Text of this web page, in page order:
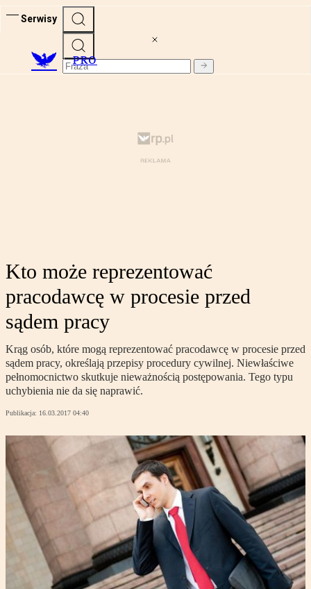
Serwisy
PRO
Kto może reprezentować
pracodawcę w procesie przed
sądem pracy
Krąg osób, które mogą reprezentować pracodawcę w procesie przed
sądem pracy, określają przepisy procedury cywilnej. Niewłaściwe
pełnomocnictwo skutkuje nieważnością postępowania. Tego typu
uchybienia nie da się naprawić.
Publikacja: 16.03.2017 04:40